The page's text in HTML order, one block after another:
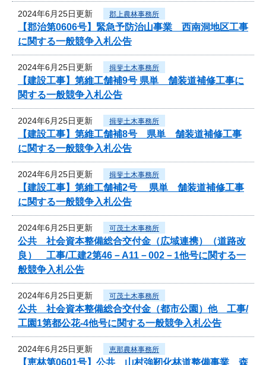
2024年6月25日更新 郡上農林事務所
【郡治第0606号】緊急予防治山事業 西南洞地区工事
に関する一般競争入札公告
2024年6月25日更新 揖斐土木事務所
【建設工事】第維工舗補9号 県単 舗装道補修工事に
関する一般競争入札公告
2024年6月25日更新 揖斐土木事務所
【建設工事】第維工舗補8号 県単 舗装道補修工事
に関する一般競争入札公告
2024年6月25日更新 揖斐土木事務所
【建設工事】第維工舗補2号 県単 舗装道補修工事
に関する一般競争入札公告
2024年6月25日更新 可茂土木事務所
公共 社会資本整備総合交付金（広域連携）（道路改
良） 工事/工建2第46－A11－002－1他号に関する一
般競争入札公告
2024年6月25日更新 可茂土木事務所
公共 社会資本整備総合交付金（都市公園）他 工事/
工園1第都公花-4他号に関する一般競争入札公告
2024年6月25日更新 恵那農林事務所
【恵林第0601号】公共 山村強靭化林道整備事業 森